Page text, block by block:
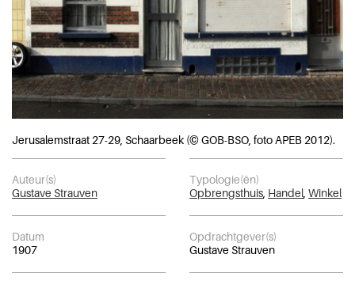
Jerusalemstraat 27-29, Schaarbeek (© GOB-BSO, foto APEB 2012).
Auteur(s)
Gustave Strauven
Typologie(ën)
Opbrengsthuis Handel Winkel
Datum
1907
Opdrachtgever(s)
Gustave Strauven